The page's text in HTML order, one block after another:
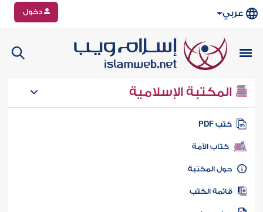
عربي دخول
المكتبة الإسلامية
كتب PDF
كتاب الأمة
المكتبة